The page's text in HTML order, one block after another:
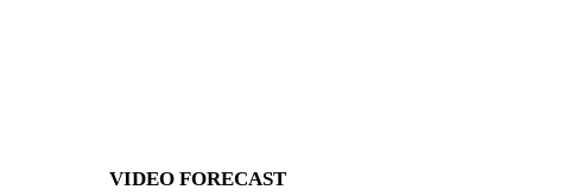
VIDEO FORECAST